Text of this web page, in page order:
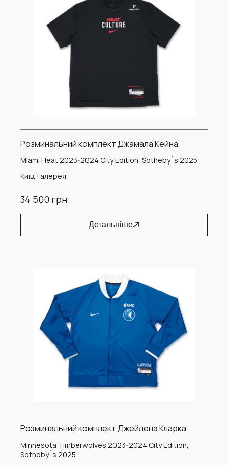
Розминальний комплект Джамала Кейна
Miami Heat 2023-2024 City Edition, Sotheby`s 2025
Київ, Галерея
34 500 грн
Детальніше
Розминальний комплект Джейлена Кларка
Minnesota Timberwolves 2023-2024 City Edition,
Sotheby`s 2025